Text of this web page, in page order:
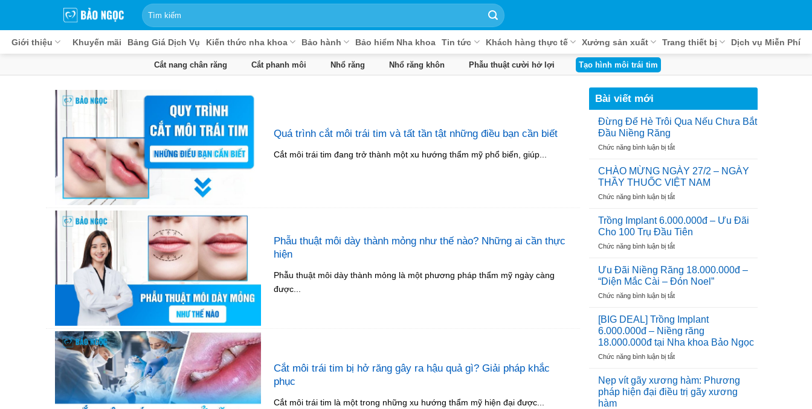
dung
Giới thiệu Khuyến mãi Bảng Giá Dịch Vụ Kiến thức nha khoa Bảo hành Bảo hiểm Nha khoa Tin tức Khách hàng thực tế Xưởng sản xuất Trang thiết bị Dịch vụ Miễn Phí
Cắt nang chân răng Cắt phanh môi Nhổ răng Nhổ răng khôn Phẫu thuật cười hở lợi Tạo hình môi trái tim
Quá trình cắt môi trái tim và tất tần tật những điều bạn cần biết
Cắt môi trái tim đang trở thành một xu hướng thẩm mỹ phổ biến, giúp...
Phẫu thuật môi dày thành mỏng như thế nào? Những ai cần thực
hiện
Phẫu thuật môi dày thành mỏng là một phương pháp thẩm mỹ ngày càng
được...
Cắt môi trái tim bị hở răng gây ra hậu quả gì? Giải pháp khắc
phục
Cắt môi trái tim là một trong những xu hướng thẩm mỹ hiện đại được...
Bài viết mới
Đừng Để Hè Trôi Qua Nếu Chưa Bắt
Đầu Niềng Răng
Chức năng bình luận bị tắtở
Để
Hè
Trôi
Qua
Chưa
Bắt
Niềng
CHÀO MỪNG NGÀY 27/2 – NGÀY
THẦY THUỐC VIỆT NAM
Chức năng bình luận bị tắtở
MỪNG
NGÀY
27/2
–
THẦY
THUỐC
NAM
Trồng Implant 6.000.000đ – Ưu Đãi
Cho 100 Trụ Đầu Tiên
Chức năng bình luận bị tắtở
Implant
6.000.000đ
–
Ưu
Cho
100
Trụ
Đầu
Tiên
Ưu Đãi Niềng Răng 18.000.000đ –
“Diện Mắc Cài – Đón Noel”
Chức năng bình luận bị tắtở
Đãi
Niềng
Răng
18.000.000đ
–
Mắc
Cài
–
[BIG DEAL] Trồng Implant
6.000.000đ – Niềng răng
18.000.000đ tại Nha khoa Bảo Ngọc
Chức năng bình luận bị tắtở
DEAL]
Trồng
Implant
Nẹp vít gãy xương hàm: Phương
pháp hiện đại điều trị gãy xương
hàm